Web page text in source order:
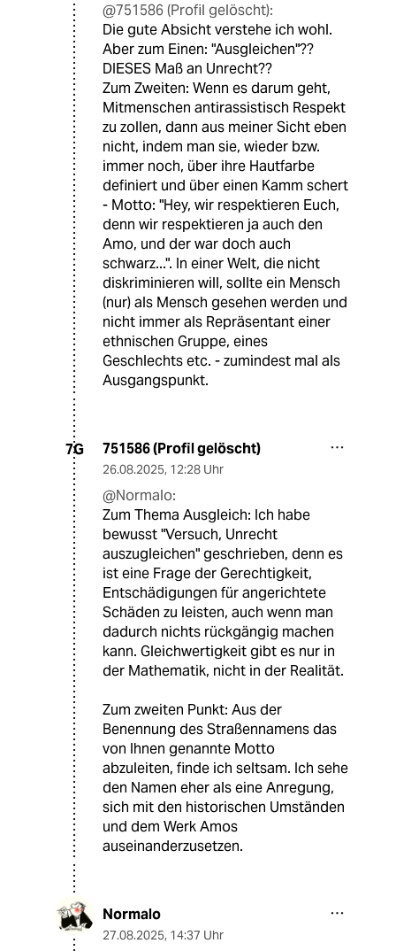
@751586 (Profil gelöscht):
Die gute Absicht verstehe ich wohl.
Aber zum Einen: "Ausgleichen"??
DIESES Maß an Unrecht??
Zum Zweiten: Wenn es darum geht,
Mitmenschen antirassistisch Respekt
zu zollen, dann aus meiner Sicht eben
nicht, indem man sie, wieder bzw.
immer noch, über ihre Hautfarbe
definiert und über einen Kamm schert
- Motto: "Hey, wir respektieren Euch,
denn wir respektieren ja auch den
Amo, und der war doch auch
schwarz...". In einer Welt, die nicht
diskriminieren will, sollte ein Mensch
(nur) als Mensch gesehen werden und
nicht immer als Repräsentant einer
ethnischen Gruppe, eines
Geschlechts etc. - zumindest mal als
Ausgangspunkt.
7G 751586 (Profil gelöscht)
26.08.2025, 12:28 Uhr
@Normalo:
Zum Thema Ausgleich: Ich habe
bewusst "Versuch, Unrecht
auszugleichen" geschrieben, denn es
ist eine Frage der Gerechtigkeit,
Entschädigungen für angerichtete
Schäden zu leisten, auch wenn man
dadurch nichts rückgängig machen
kann. Gleichwertigkeit gibt es nur in
der Mathematik, nicht in der Realität.
Zum zweiten Punkt: Aus der
Benennung des Straßennamens das
von Ihnen genannte Motto
abzuleiten, finde ich seltsam. Ich sehe
den Namen eher als eine Anregung,
sich mit den historischen Umständen
und dem Werk Amos
auseinanderzusetzen.
Normalo
27.08.2025, 14:37 Uhr